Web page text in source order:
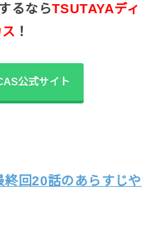
るならTSUTAYAディ
！
公式サイト
回20話のあらすじや